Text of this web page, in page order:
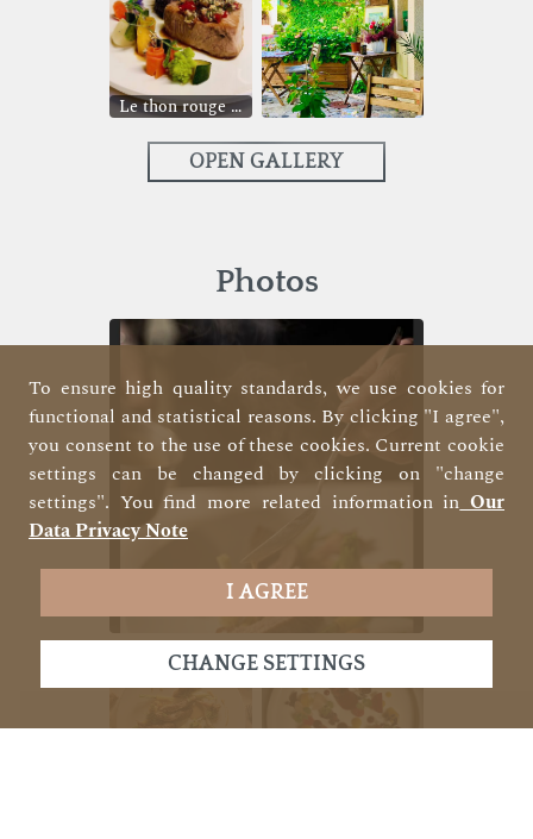
Le thon rouge mi-cuit, légumes glacés, riz vénéré et sauce au sésame, soja et coriandre ! Régalez-vous
OPEN GALLERY
Photos
To ensure high quality standards, we use cookies for
functional and statistical reasons. By clicking "I agree",
you consent to the use of these cookies. Current cookie
settings can be changed by clicking on "change
settings". You find more related information inOur
Data Privacy Note
CHANGE SETTINGS
I AGREE